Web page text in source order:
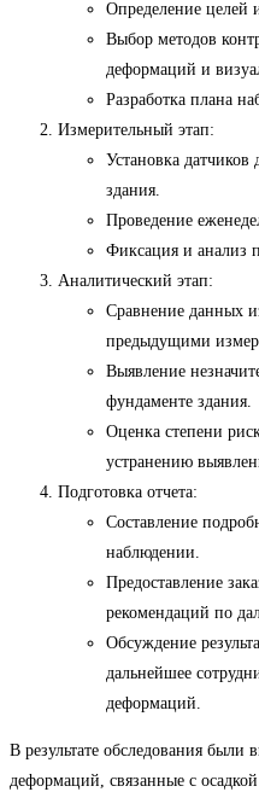
Определение целей
Выбор методов
деформаций и
Разработка плана
Измерительный этап:
Установка
здания.
Проведение
Фиксация и анализ
Аналитический этап:
Сравнение данных
предыдущими
Выявление
фундаменте здания.
Оценка степени
устранению
Подготовка отчета:
Составление
наблюдении.
Предоставление
рекомендаций по
Обсуждение
дальнейшее
деформаций.
В результате обследования были
деформаций, связанные с